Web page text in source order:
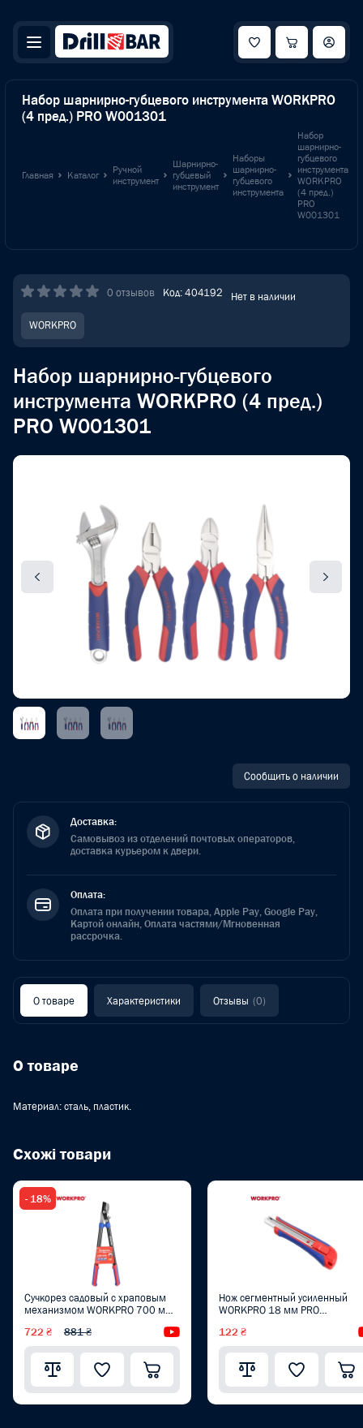
Набор шарнирно-губцевого инструмента WORKPRO
(4 пред.) PRO W001301
Главная Каталог
Ручной
инструмент
Шарнирно-
губцевый
инструмент
Наборы
шарнирно-
губцевого
инструмента
Набор
шарнирно-
губцевого
инструмента
WORKPRO
(4 пред.)
PRO
W001301
0 отзывов Код: 404192 Нет в наличии
WORKPRO
Набор шарнирно-губцевого
инструмента WORKPRO (4 пред.)
PRO W001301
Сообщить о наличии
Доставка:
Самовывоз из отделений почтовых операторов,
доставка курьером к двери.
Оплата:
Оплата при получении товара, Apple Pay, Google Pay,
Картой онлайн, Оплата частями/Мгновенная
рассрочка.
О товаре Характеристики Отзывы (0)
О товаре
Материал: сталь, пластик.
Схожі товари
- 18%
Сучкорез садовый с храповым
механизмом WORKPRO 700 мм
722 ₴ 881 ₴ Видеообзор
Нож сегментный усиленный
WORKPRO 18 мм PRO
122 ₴